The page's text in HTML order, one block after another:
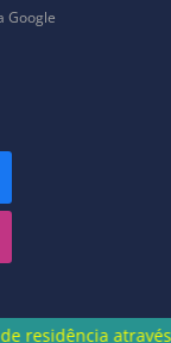
Google
através do